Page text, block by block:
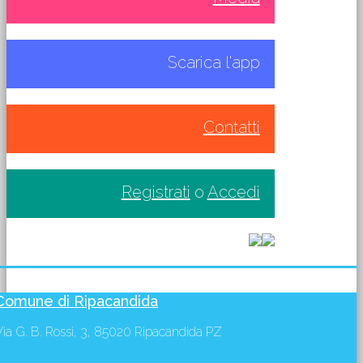
Scarica l'app
Contatti
Registrati o Accedi
di Ripacandida
G. B. Rossi, 3, 85020 Ripacandida PZ